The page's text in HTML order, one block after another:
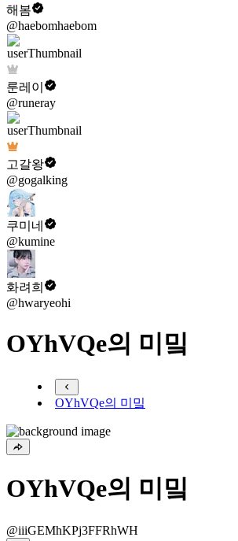
해봄
@haebomhaebom
룬레이
@runeray
고갈왕
@gogalking
쿠미네
@kumine
화려희
@hwaryeohi
OYhVQe의 미밐
OYhVQe의 미밐
OYhVQe의 미밐
@iiiGEMhKPj3FFRhWH